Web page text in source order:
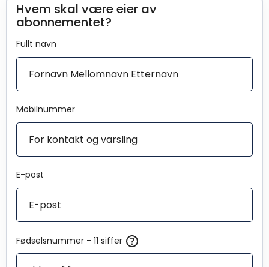
Hvem skal være eier av
abonnementet?
Fullt navn
Mobilnummer
E-post
Fødselsnummer - 11 siffer